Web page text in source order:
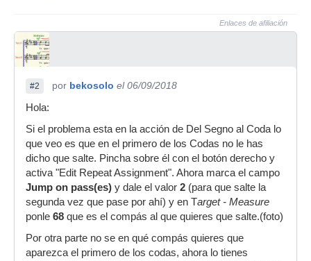
Enlaces de afiliación
#2 por bekosolo el 06/09/2018
Hola:
Si el problema esta en la acción de Del Segno al Coda lo
que veo es que en el primero de los Codas no le has
dicho que salte. Pincha sobre él con el botón derecho y
activa "Edit Repeat Assignment". Ahora marca el campo
Jump on pass(es) y dale el valor 2 (para que salte la
segunda vez que pase por ahí) y en Target - Measure
ponle 68 que es el compás al que quieres que salte.(foto)
Por otra parte no se en qué compás quieres que
aparezca el primero de los codas, ahora lo tienes